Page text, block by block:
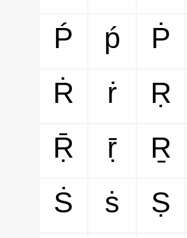
Ṕ
ṕ Ṗ
Ṙ
ṙ Ṛ
Ṝ
ṝ Ṟ
Ṡ
ṡ Ṣ